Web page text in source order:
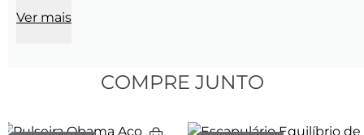
- Tamanhos: P, M, G GG
medidas no topo da página;
Ver mais
COMPRE JUNTO